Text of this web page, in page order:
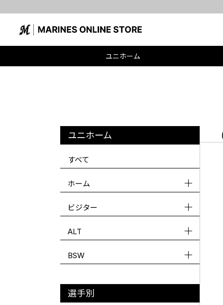
ユニホーム
ユニホーム
すべて
ホーム
ビジター
ALT
BSW
選手別